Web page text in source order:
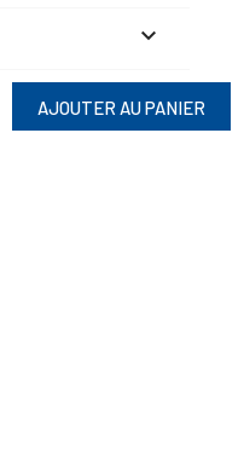
AJOUTER AU PANIER
